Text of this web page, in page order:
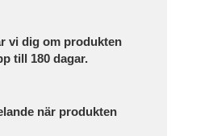
vi dig om produkten
till 180 dagar.
när produkten